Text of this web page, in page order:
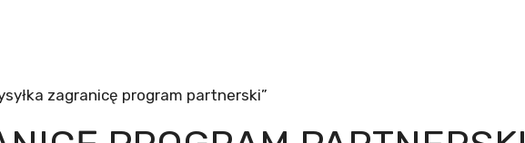
zagranicę program partnerski”